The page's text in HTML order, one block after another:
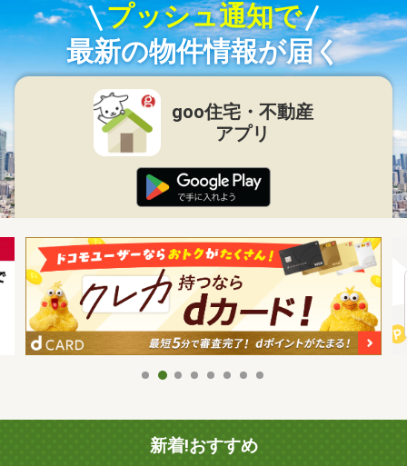
プッシュ通知で
最新の物件情報が届く
goo住宅・不動産
アプリ
新着!おすすめ